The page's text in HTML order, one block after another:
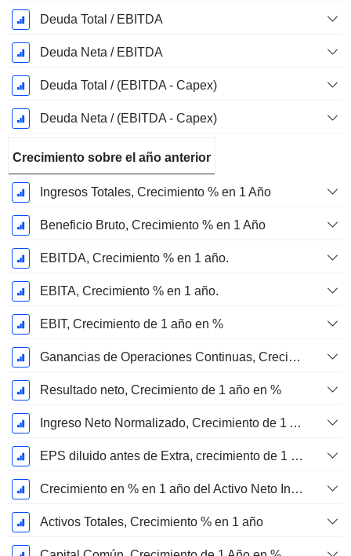
Deuda Total / EBITDA
Deuda Neta / EBITDA
Deuda Total / (EBITDA - Capex)
Deuda Neta / (EBITDA - Capex)
Crecimiento sobre el año anterior
Ingresos Totales, Crecimiento % en 1 Año
Beneficio Bruto, Crecimiento % en 1 Año
EBITDA, Crecimiento % en 1 año.
EBITA, Crecimiento % en 1 año.
EBIT, Crecimiento de 1 año en %
Ganancias de Operaciones Continuas, Crecimiento de 1 Año en %
Resultado neto, Crecimiento de 1 año en %
Ingreso Neto Normalizado, Crecimiento de 1 Año en %
EPS diluido antes de Extra, crecimiento de 1 año %
Crecimiento en % en 1 año del Activo Neto Inmovilizado Material
Activos Totales, Crecimiento % en 1 año